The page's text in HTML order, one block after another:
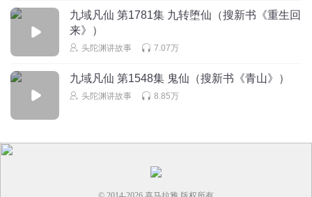
九域凡仙 第1781集 九转堕仙（搜新书《重生回
来》）
头陀渊讲故事 7.07万
九域凡仙 第1548集 鬼仙（搜新书《青山》）
头陀渊讲故事 8.85万